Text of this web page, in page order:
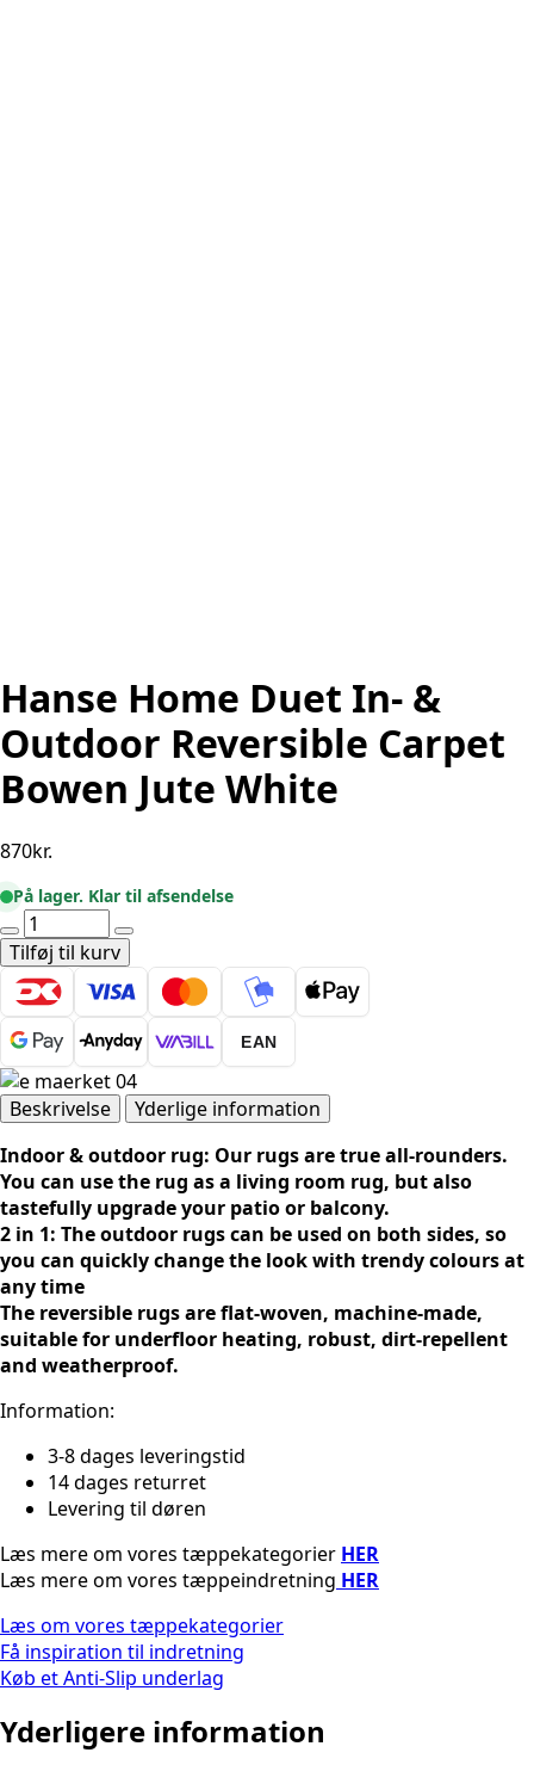
Hanse Home Duet In- &
Outdoor Reversible Carpet
Bowen Jute White
870kr.
På lager. Klar til afsendelse
Hanse
Home
Duet
In-
&
Outdoor
Reversible
Carpet
Bowen
Jute
White
antal
Tilføj til kurv
EAN
Beskrivelse
Yderlige information
Indoor & outdoor rug: Our rugs are true all-rounders.
You can use the rug as a living room rug, but also
tastefully upgrade your patio or balcony.
2 in 1: The outdoor rugs can be used on both sides, so
you can quickly change the look with trendy colours at
any time
The reversible rugs are flat-woven, machine-made,
suitable for underfloor heating, robust, dirt-repellent
and weatherproof.
Information:
3-8 dages leveringstid
14 dages returret
Levering til døren
Læs mere om vores tæppekategorier HER
Læs mere om vores tæppeindretning HER
Læs om vores tæppekategorier
Få inspiration til indretning
Køb et Anti-Slip underlag
Yderligere information